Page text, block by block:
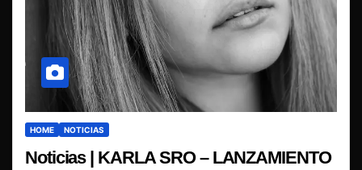
HOME NOTICIAS
Noticias | KARLA SRO – LANZAMIENTO